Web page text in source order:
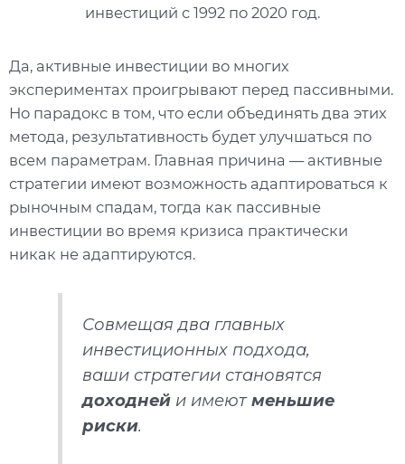
инвестиций с 1992 по 2020 год.
Да, активные инвестиции во многих
экспериментах проигрывают перед пассивными.
Но парадокс в том, что если объединять два этих
метода, результативность будет улучшаться по
всем параметрам. Главная причина — активные
стратегии имеют возможность адаптироваться к
рыночным спадам, тогда как пассивные
инвестиции во время кризиса практически
никак не адаптируются.
Совмещая два главных
инвестиционных подхода,
ваши стратегии становятся
доходнейи имеютменьшие
риски.